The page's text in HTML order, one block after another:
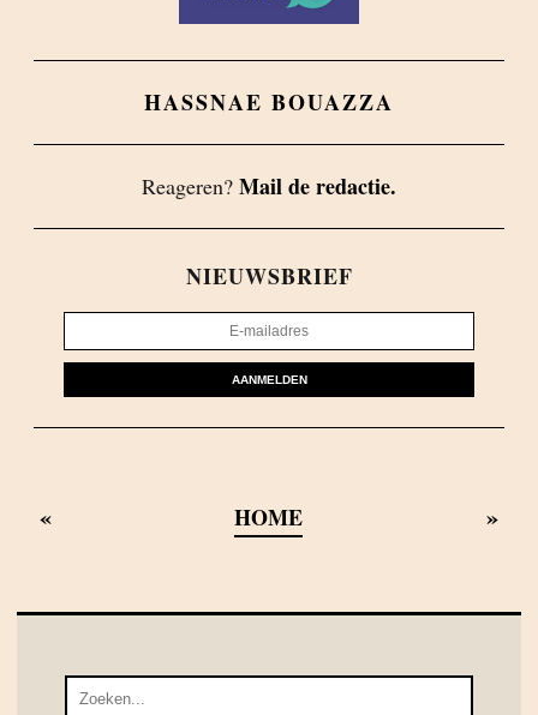
HASSNAE BOUAZZA
Reageren? Mail de redactie.
NIEUWSBRIEF
AANMELDEN
« HOME »